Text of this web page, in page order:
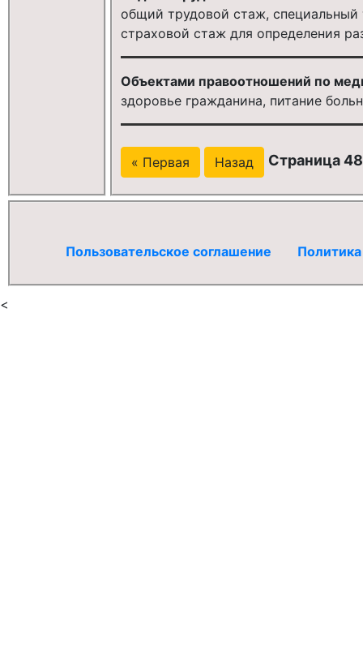
общий трудовой стаж,
страховой стаж для определения
Объектами правоотношений по
здоровье гражданина, питание
« Первая Назад Страница
Пользовательское соглашение
<